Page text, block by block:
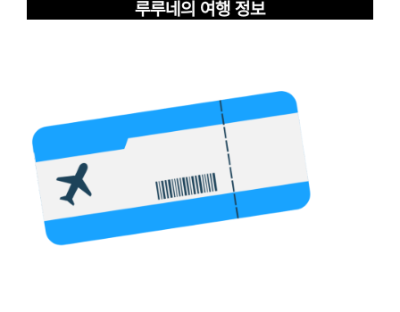
루루네의 여행 정보